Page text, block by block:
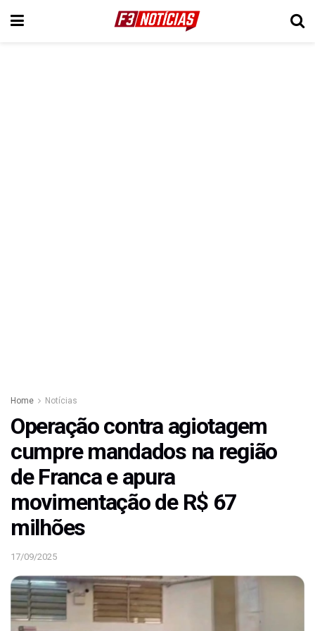
Home Notícias
Operação contra agiotagem
cumpre mandados na região
de Franca e apura
movimentação de R$ 67
milhões
17/09/2025